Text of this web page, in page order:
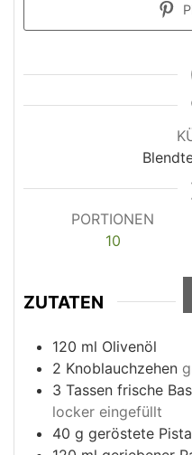
PORTIONEN
10
ZUTATEN
120 ml Olivenöl
2 Knoblauchzehen
3 Tassen frische
locker eingefüllt
40 g geröstete